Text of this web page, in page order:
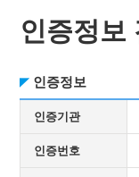
인증정보
인증정보
인증기관
인증번호